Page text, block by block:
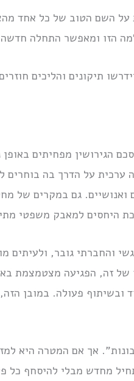
על השם הטוב של כל אחד
הזו ומאפשר התחלה
תיקונים והליכים
הגירושין מפחיתים
על הדרך בה בוחרים
גם במקרים של
היחסים למאבק משפטי
והחברתי גובר, ולעיתים
זה, הפגיעה מצטמצמת
פעולה. במובן
אך אם המטרה היא
מחדש מבלי להיסחף כל